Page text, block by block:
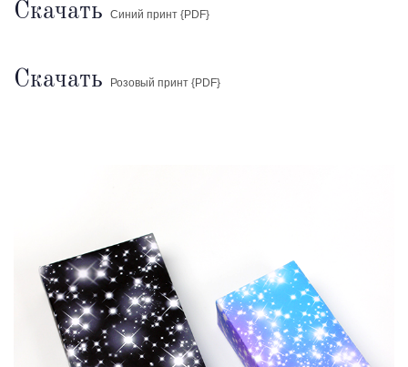
Скачать Синий принт {PDF}
Скачать Розовый принт {PDF}